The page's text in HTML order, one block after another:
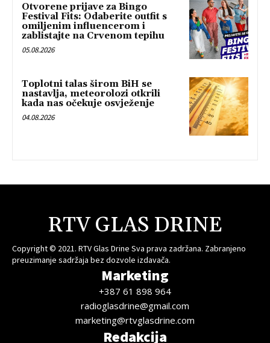
Otvorene prijave za Bingo
Festival Fits: Odaberite outfit s
omiljenim influencerom i
zablistajte na Crvenom tepihu
05.08.2026
Toplotni talas širom BiH se
nastavlja, meteorolozi otkrili
kada nas očekuje osvježenje
04.08.2026
RTV GLAS DRINE
Copyright © 2021. RTV Glas Drine Sva prava zadržana. Zabranjeno
preuzimanje sadržaja bez dozvole izdavača.
Marketing
+387 61 898 964
radioglasdrine@gmail.com
marketing@rtvglasdrine.com
Redakcija